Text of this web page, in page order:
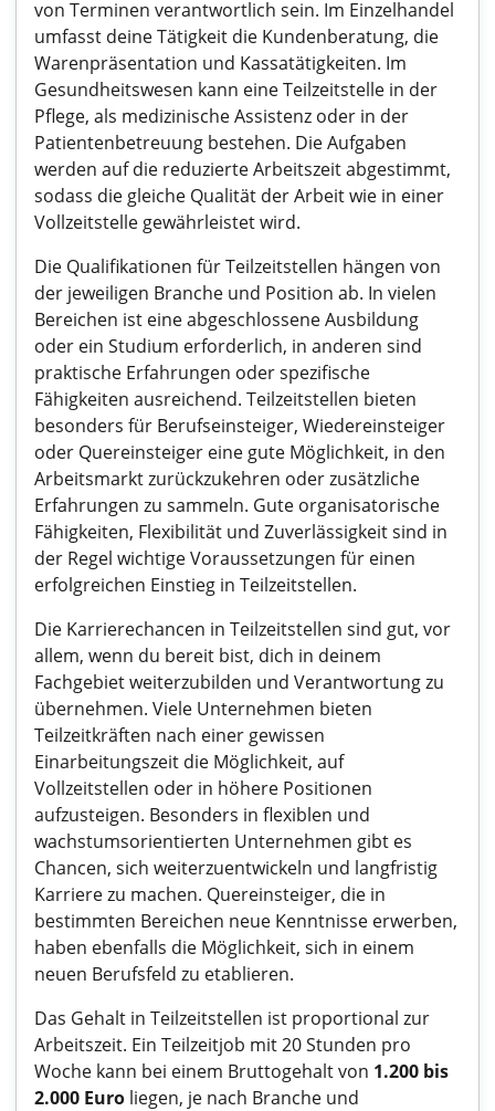
von Terminen verantwortlich sein. Im Einzelhandel
umfasst deine Tätigkeit die Kundenberatung, die
Warenpräsentation und Kassatätigkeiten. Im
Gesundheitswesen kann eine Teilzeitstelle in der
Pflege, als medizinische Assistenz oder in der
Patientenbetreuung bestehen. Die Aufgaben
werden auf die reduzierte Arbeitszeit abgestimmt,
sodass die gleiche Qualität der Arbeit wie in einer
Vollzeitstelle gewährleistet wird.
Die Qualifikationen für Teilzeitstellen hängen von
der jeweiligen Branche und Position ab. In vielen
Bereichen ist eine abgeschlossene Ausbildung
oder ein Studium erforderlich, in anderen sind
praktische Erfahrungen oder spezifische
Fähigkeiten ausreichend. Teilzeitstellen bieten
besonders für Berufseinsteiger, Wiedereinsteiger
oder Quereinsteiger eine gute Möglichkeit, in den
Arbeitsmarkt zurückzukehren oder zusätzliche
Erfahrungen zu sammeln. Gute organisatorische
Fähigkeiten, Flexibilität und Zuverlässigkeit sind in
der Regel wichtige Voraussetzungen für einen
erfolgreichen Einstieg in Teilzeitstellen.
Die Karrierechancen in Teilzeitstellen sind gut, vor
allem, wenn du bereit bist, dich in deinem
Fachgebiet weiterzubilden und Verantwortung zu
übernehmen. Viele Unternehmen bieten
Teilzeitkräften nach einer gewissen
Einarbeitungszeit die Möglichkeit, auf
Vollzeitstellen oder in höhere Positionen
aufzusteigen. Besonders in flexiblen und
wachstumsorientierten Unternehmen gibt es
Chancen, sich weiterzuentwickeln und langfristig
Karriere zu machen. Quereinsteiger, die in
bestimmten Bereichen neue Kenntnisse erwerben,
haben ebenfalls die Möglichkeit, sich in einem
neuen Berufsfeld zu etablieren.
Das Gehalt in Teilzeitstellen ist proportional zur
Arbeitszeit. Ein Teilzeitjob mit 20 Stunden pro
Woche kann bei einem Bruttogehalt von 1.200 bis
2.000 Euro liegen, je nach Branche und